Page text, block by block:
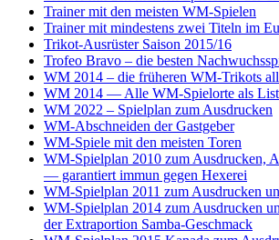
Trainer mit den meisten WM-Spielen
Trainer mit mindestens zwei Titeln im
Trikot-Ausrüster Saison 2015/16
Trofeo Bravo – die besten
WM 2014 – die früheren WM-Trikots
WM 2014 — Alle WM-Spielorte als
WM 2022 – Spielplan zum Ausdrucken
WM-Abschneiden der Gastgeber
WM-Spiele mit den meisten Toren
WM-Spielplan 2010 zum Ausdrucken,
— garantiert immun gegen Hexerei
WM-Spielplan 2011 zum Ausdrucken
WM-Spielplan 2014 zum Ausdrucken
der Extraportion Samba-Geschmack